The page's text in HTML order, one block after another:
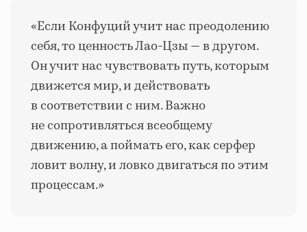
«Если Конфуций учит нас преодолению
себя, то ценность Лао-Цзы — в другом.
Он учит нас чувствовать путь, которым
движется мир, и действовать
в соответствии с ним. Важно
не сопротивляться всеобщему
движению, а поймать его, как серфер
ловит волну, и ловко двигаться по этим
процессам.»